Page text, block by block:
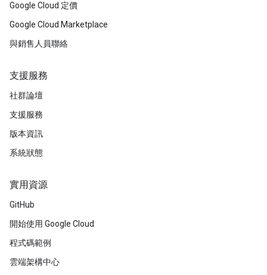
Google Cloud 定價
Google Cloud Marketplace
與銷售人員聯絡
支援服務
社群論壇
支援服務
版本資訊
系統狀態
實用資源
GitHub
開始使用 Google Cloud
程式碼範例
雲端架構中心